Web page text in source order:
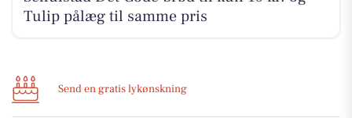
Tulip pålæg til samme pris
Send en gratis lykønskning